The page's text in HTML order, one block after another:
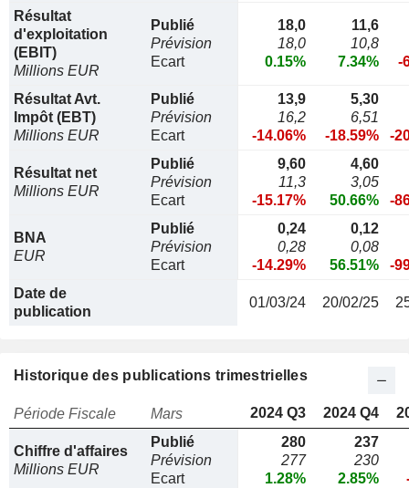
Résultat
d'exploitation
(EBIT)
Millions EUR
Publié
Prévision
Ecart
18,0
18,0
0.15%
11,6
10,8
7.34%
-
Résultat Avt.
Impôt (EBT)
Millions EUR
Publié
Prévision
Ecart
13,9
16,2
-14.06%
5,30
6,51
-18.59%
-
Résultat net
Millions EUR
Publié
Prévision
Ecart
9,60
11,3
-15.17%
4,60
3,05
50.66%
-
BNA
EUR
Publié
Prévision
Ecart
0,24
0,28
-14.29%
0,12
0,08
56.51%
-
Date de
publication
01/03/24 20/02/25
Historique des publications trimestrielles
Période Fiscale Mars 2024 Q3 2024 Q4
Chiffre d'affaires
Millions EUR
Publié
Prévision
Ecart
280
277
1.28%
237
230
2.85%